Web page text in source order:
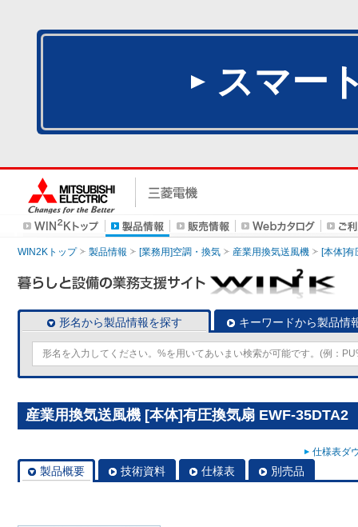
スマー
WIN2Kトップ 製品情報 [業務用]空調・換気 産業用換気送風機 [本体]有
形名から製品情報を探す キーワードから製品情
産業用換気送風機 [本体]有圧換気扇 EWF-35DTA2
仕様表ダ
製品概要 技術資料 仕様表 別売品